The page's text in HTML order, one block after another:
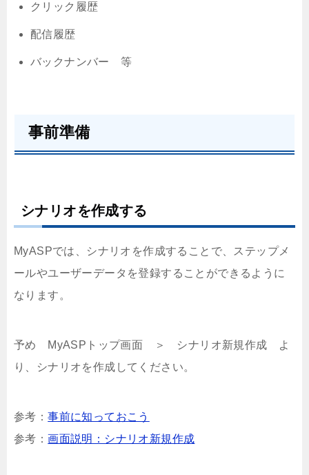
クリック履歴
配信履歴
バックナンバー 等
事前準備
シナリオを作成する
MyASPでは、シナリオを作成することで、ステップメ
ールやユーザーデータを登録することができるように
なります。
予め MyASPトップ画面 ＞ シナリオ新規作成 よ
り、シナリオを作成してください。
参考：事前に知っておこう
参考：画面説明：シナリオ新規作成